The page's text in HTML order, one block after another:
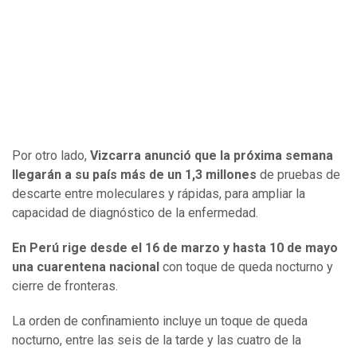
Por otro lado, Vizcarra anunció que la próxima semana
llegarán a su país más de un 1,3 millones de pruebas de
descarte entre moleculares y rápidas, para ampliar la
capacidad de diagnóstico de la enfermedad.
En Perú rige desde el 16 de marzo y hasta 10 de mayo
una cuarentena nacional con toque de queda nocturno y
cierre de fronteras.
La orden de confinamiento incluye un toque de queda
nocturno, entre las seis de la tarde y las cuatro de la